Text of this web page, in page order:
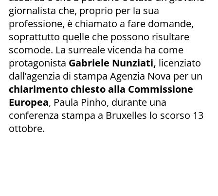
giornalista che, proprio per la sua
professione, è chiamato a fare domande,
soprattutto quelle che possono risultare
scomode. La surreale vicenda ha come
protagonista Gabriele Nunziati, licenziato
dall’agenzia di stampa Agenzia Nova per un
chiarimento chiesto alla Commissione
Europea, Paula Pinho, durante una
conferenza stampa a Bruxelles lo scorso 13
ottobre.